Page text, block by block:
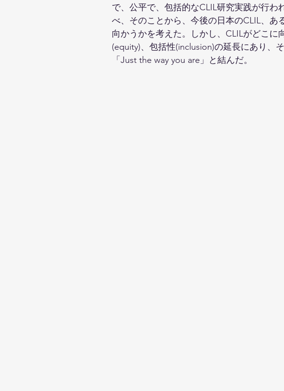
で、公平で、包括的なCLIL研究実践が行わ
べ、そのことから、今後の日本のCLIL、あ
向かうかを考えた。しかし、CLILがどこに
(equity)、包括性(inclusion)の延長にあり、
「Just the way you are」と結んだ。